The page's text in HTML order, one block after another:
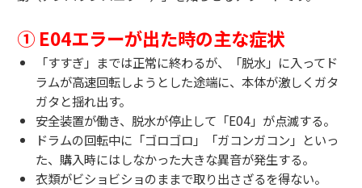
① E04エラーが出た時の主な症状
「すすぎ」までは正常に終わるが、「脱水」に入ってド
ラムが高速回転しようとした途端に、本体が激しくガタ
ガタと揺れ出す。
安全装置が働き、脱水が停止して「E04」が点滅する。
ドラムの回転中に「ゴロゴロ」「ガコンガコン」といっ
た、購入時にはしなかった大きな異音が発生する。
衣類がビショビショのままで取り出さざるを得ない。